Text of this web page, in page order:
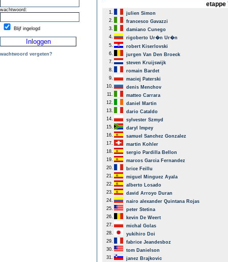
wachtwoord:
Blijf ingelogd
wachtwoord vergeten?
etappe
1.
julien Simon
2.
francesco Gavazzi
3.
damiano Cunego
4.
rigoberto Ur�n Ur�n
5.
robert Kiserlovski
6.
jurgen Van Den Broeck
7.
steven Kruijswijk
8.
romain Bardet
9.
maciej Paterski
10.
denis Menchov
11.
matteo Carrara
12.
daniel Martin
13.
dario Cataldo
14.
sylvester Szmyd
15.
daryl Impey
16.
samuel Sanchez Gonzalez
17.
martin Kohler
18.
sergio Pardilla Bellon
19.
marcos Garcia Fernandez
20.
brice Feillu
21.
miguel Minguez Ayala
22.
alberto Losado
23.
david Arroyo Duran
24.
nairo alexander Quintana Rojas
25.
peter Stetina
26.
kevin De Weert
27.
michal Golas
28.
yukihiro Doi
29.
fabrice Jeandesboz
30.
tom Danielson
31.
janez Brajkovic